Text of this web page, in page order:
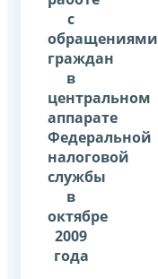
с
обращениями
граждан
в
центральном
аппарате
Федеральной
налоговой
службы
в
октябре
2009
года